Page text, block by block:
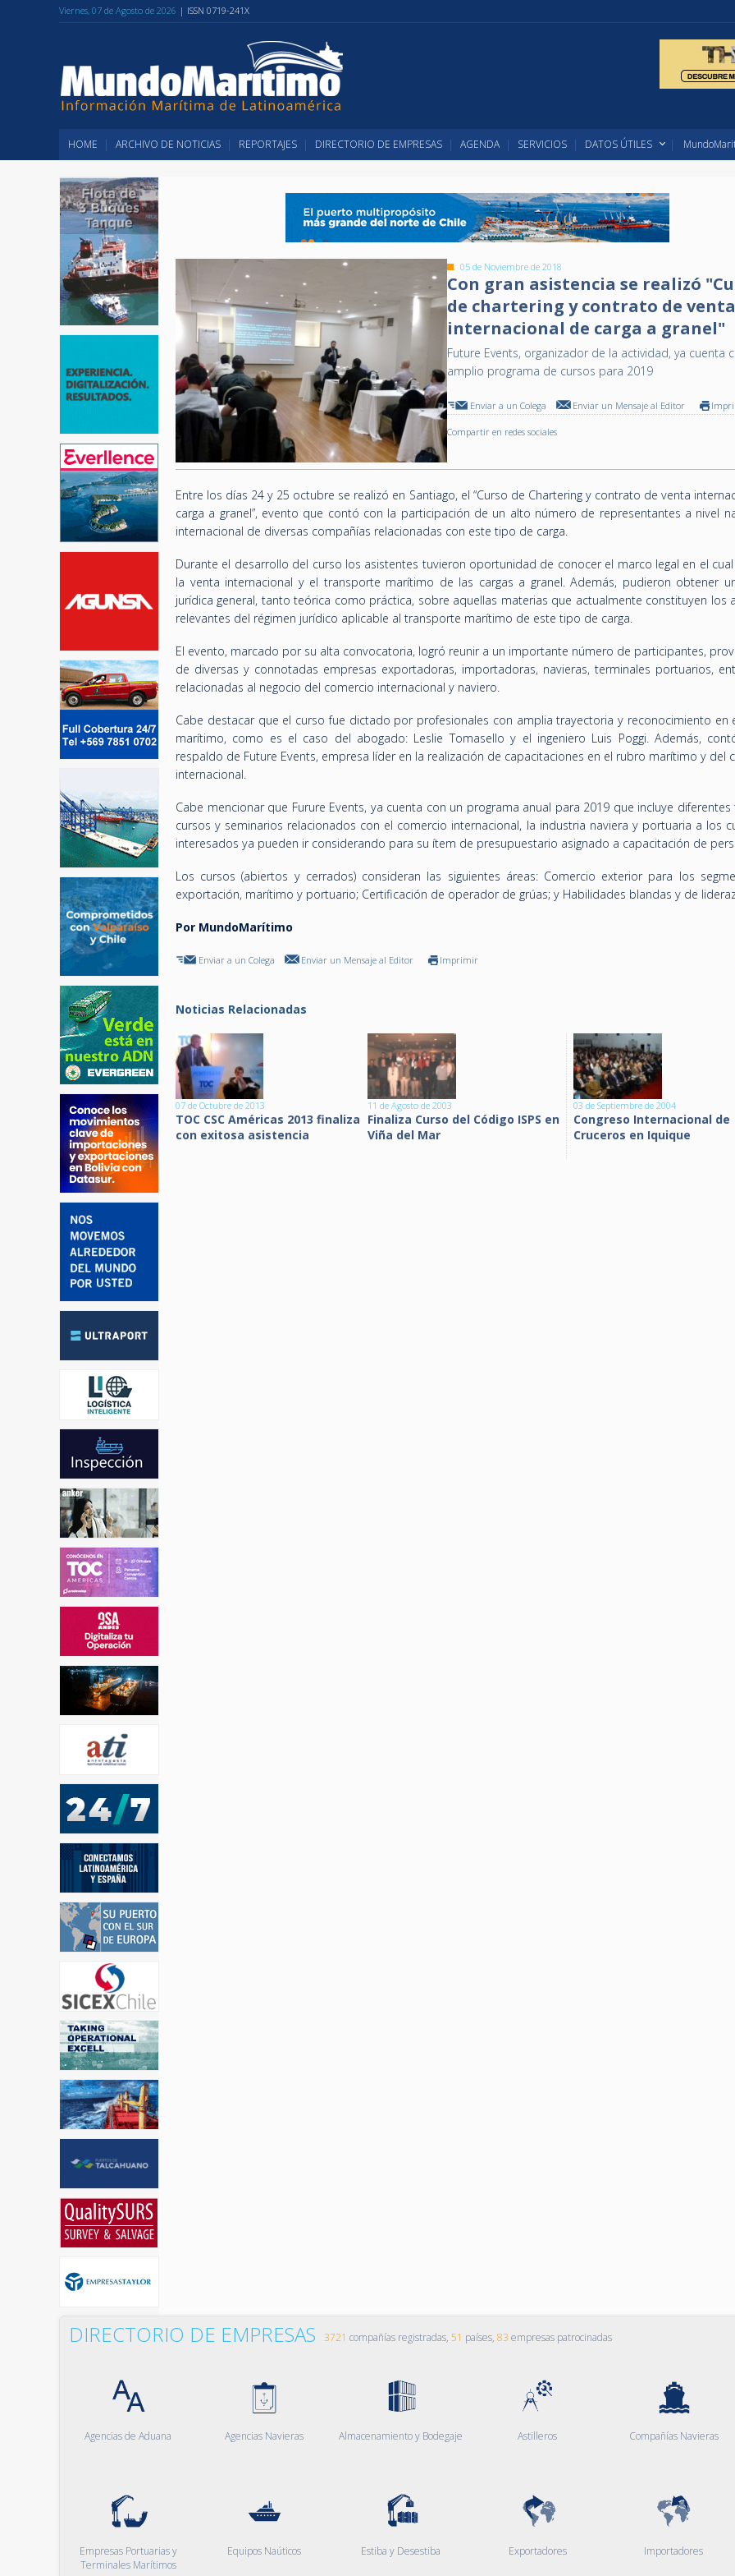
Viernes, 07 de Agosto de 2026 | ISSN 0719-241X
HOME ARCHIVO DE NOTICIAS REPORTAJES DIRECTORIO DE EMPRESAS AGENDA SERVICIOS DATOS ÚTILES
05 de Noviembre de 2018
Con gran asistencia se realizó
de chartering y contrato de venta
internacional de carga a granel"
Future Events, organizador de la actividad, ya cuenta
amplio programa de cursos para 2019
Enviar a un Colega Enviar un Mensaje al Editor
Compartir en redes sociales
Entre los días 24 y 25 octubre se realizó en Santiago, el “Curso de Chartering y contrato de venta
carga a granel”, evento que contó con la participación de un alto número de representantes a nivel
internacional de diversas compañías relacionadas con este tipo de carga.
Durante el desarrollo del curso los asistentes tuvieron oportunidad de conocer el marco legal en el
la venta internacional y el transporte marítimo de las cargas a granel. Además, pudieron obtener
jurídica general, tanto teórica como práctica, sobre aquellas materias que actualmente constituyen los
relevantes del régimen jurídico aplicable al transporte marítimo de este tipo de carga.
El evento, marcado por su alta convocatoria, logró reunir a un importante número de participantes,
de diversas y connotadas empresas exportadoras, importadoras, navieras, terminales portuarios,
relacionadas al negocio del comercio internacional y naviero.
Cabe destacar que el curso fue dictado por profesionales con amplia trayectoria y reconocimiento en
marítimo, como es el caso del abogado: Leslie Tomasello y el ingeniero Luis Poggi. Además,
respaldo de Future Events, empresa líder en la realización de capacitaciones en el rubro marítimo y del
internacional.
Cabe mencionar que Furure Events, ya cuenta con un programa anual para 2019 que incluye
cursos y seminarios relacionados con el comercio internacional, la industria naviera y portuaria a los
interesados ya pueden ir considerando para su ítem de presupuestario asignado a capacitación de
Los cursos (abiertos y cerrados) consideran las siguientes áreas: Comercio exterior para los
exportación, marítimo y portuario; Certificación de operador de grúas; y Habilidades blandas y de
Por MundoMarítimo
Enviar a un Colega Enviar un Mensaje al Editor Imprimir
Noticias Relacionadas
07 de Octubre de 2013
TOC CSC Américas 2013 finaliza
con exitosa asistencia
11 de Agosto de 2003
Finaliza Curso del Código ISPS en
Viña del Mar
03 de Septiembre de 2004
Congreso Internacional de
Cruceros en Iquique
DIRECTORIO DE EMPRESAS 3721 compañías registradas, 51 países, 83 empresas patrocinadas
Agencias de Aduana Agencias Navieras Almacenamiento y Bodegaje Astilleros Compañías Navieras
Empresas Portuarias y
Terminales Marítimos
Equipos Naúticos Estiba y Desestiba Exportadores Importadores